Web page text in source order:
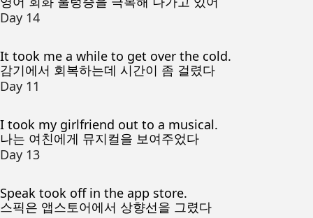
Day 14
It took me a while to get over the cold.
감기에서 회복하는데 시간이 좀 걸렸다
Day 11
I took my girlfriend out to a musical.
나는 여친에게 뮤지컬을 보여주었다
Day 13
Speak took off in the app store.
스픽은 앱스토어에서 상향선을 그렸다